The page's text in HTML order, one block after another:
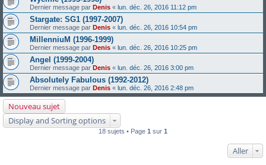
Dernier message par Denis « lun. déc. 26, 2016 11:12 pm
Stargate: SG1 (1997-2007)
Dernier message par Denis « lun. déc. 26, 2016 10:54 pm
MillenniuM (1996-1999)
Dernier message par Denis « lun. déc. 26, 2016 10:25 pm
Angel (1999-2004)
Dernier message par Denis « lun. déc. 26, 2016 3:00 pm
Absolutely Fabulous (1992-2012)
Dernier message par Denis « lun. déc. 26, 2016 2:48 pm
Nouveau sujet
Display and Sorting options
18 sujets • Page 1 sur 1
Aller